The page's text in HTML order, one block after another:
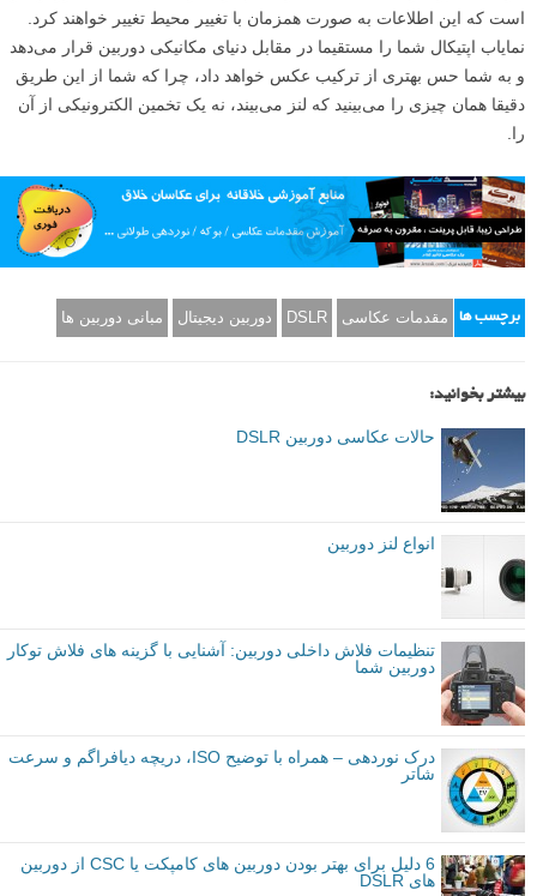
است که این اطلاعات به صورت همزمان با تغییر محیط تغییر خواهند کرد.
نمایاب اپتیکال شما را مستقیما در مقابل دنیای مکانیکی دوربین قرار می‌دهد
و به شما حس بهتری از ترکیب عکس خواهد داد، چرا که شما از این طریق
دقیقا همان چیزی را می‌بینید که لنز می‌بیند، نه یک تخمین الکترونیکی از آن
را.
برچسب ها مقدمات عکاسی DSLR دوربین دیجیتال مبانی دوربین ها
بیشتر بخوانید:
حالات عکاسی دوربین DSLR
انواع لنز دوربین
تنظیمات فلاش داخلی دوربین: آشنایی با گزینه های فلاش توکار
دوربین شما
درک نوردهی – همراه با توضیح ISO، دریچه دیافراگم و سرعت
شاتر
6 دلیل برای بهتر بودن دوربین های کامپکت یا CSC از دوربین
های DSLR